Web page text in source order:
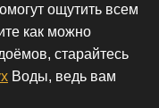
ощутить всем
как можно
старайтесь
Воды, ведь вам